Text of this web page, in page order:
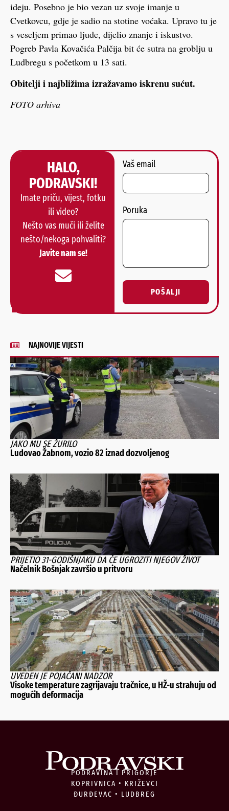
ideju. Posebno je bio vezan uz svoje imanje u
Cvetkovcu, gdje je sadio na stotine voćaka. Upravo tu je
s veseljem primao ljude, dijelio znanje i iskustvo.
Pogreb Pavla Kovačića Palčija bit će sutra na groblju u
Ludbregu s početkom u 13 sati.
Obitelji i najbližima izražavamo iskrenu sućut.
FOTO arhiva
HALO,
PODRAVSKI!
Imate priču, vijest, fotku
ili video?
Nešto vas muči ili želite
nešto/nekoga pohvaliti?
Javite nam se!
Vaš email
Poruka
POŠALJI
Alternative:
NAJNOVIJE VIJESTI
JAKO MU SE ŽURILO
Ludovao Žabnom, vozio 82 iznad dozvoljenog
PRIJETIO 31-GODIŠNJAKU DA ĆE UGROZITI NJEGOV ŽIVOT
Načelnik Bošnjak završio u pritvoru
UVEDEN JE POJAČANI NADZOR
Visoke temperature zagrijavaju tračnice, u HŽ-u strahuju od
mogućih deformacija
PODRAVINA I PRIGORJE
KOPRIVNICA • KRIŽEVCI
ĐURĐEVAC • LUDBREG